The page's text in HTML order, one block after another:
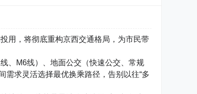
用，将彻底重构京西交通格局，为市民带
、M6线）、地面公交（快速公交、常规
求灵活选择最优换乘路径，告别以往“多